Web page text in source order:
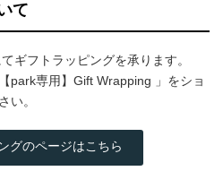
て
ギフトラッピングを承ります。
park専用】Gift Wrapping 」をショ
い。
グのページはこちら